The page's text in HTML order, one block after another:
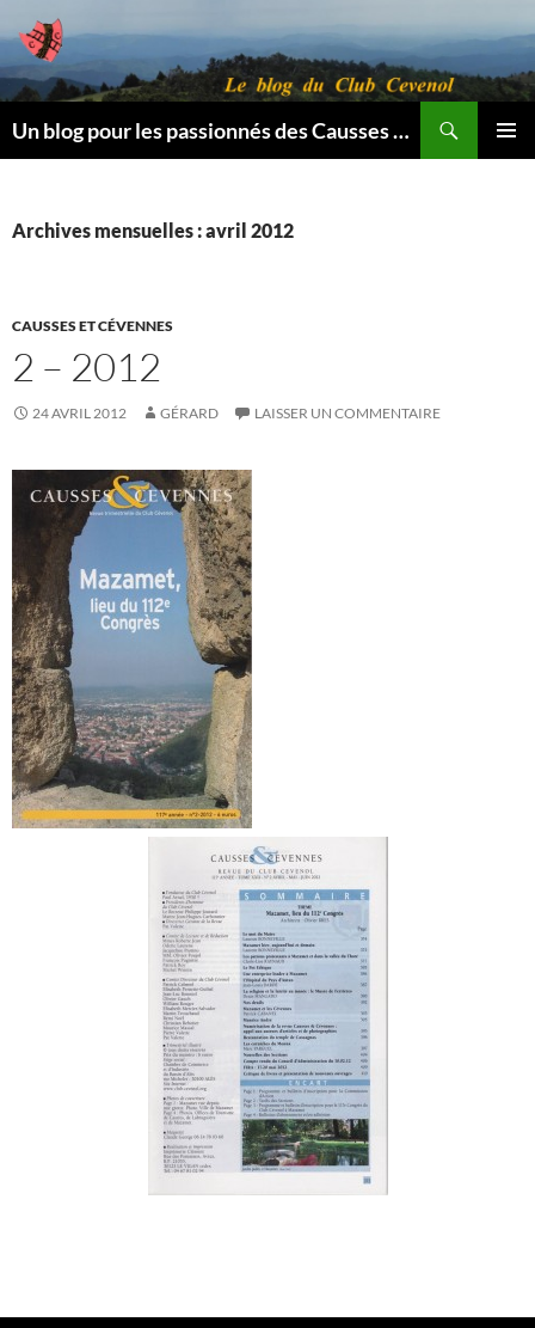
au
contenu
Un blog pour les passionnés des Causses et des Cévennes.
Archives mensuelles : avril 2012
CAUSSES ET CÉVENNES
2 – 2012
24 AVRIL 2012 GÉRARD LAISSER UN COMMENTAIRE